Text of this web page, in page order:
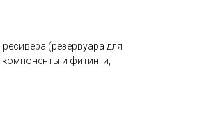
(резервуара для
и фитинги,